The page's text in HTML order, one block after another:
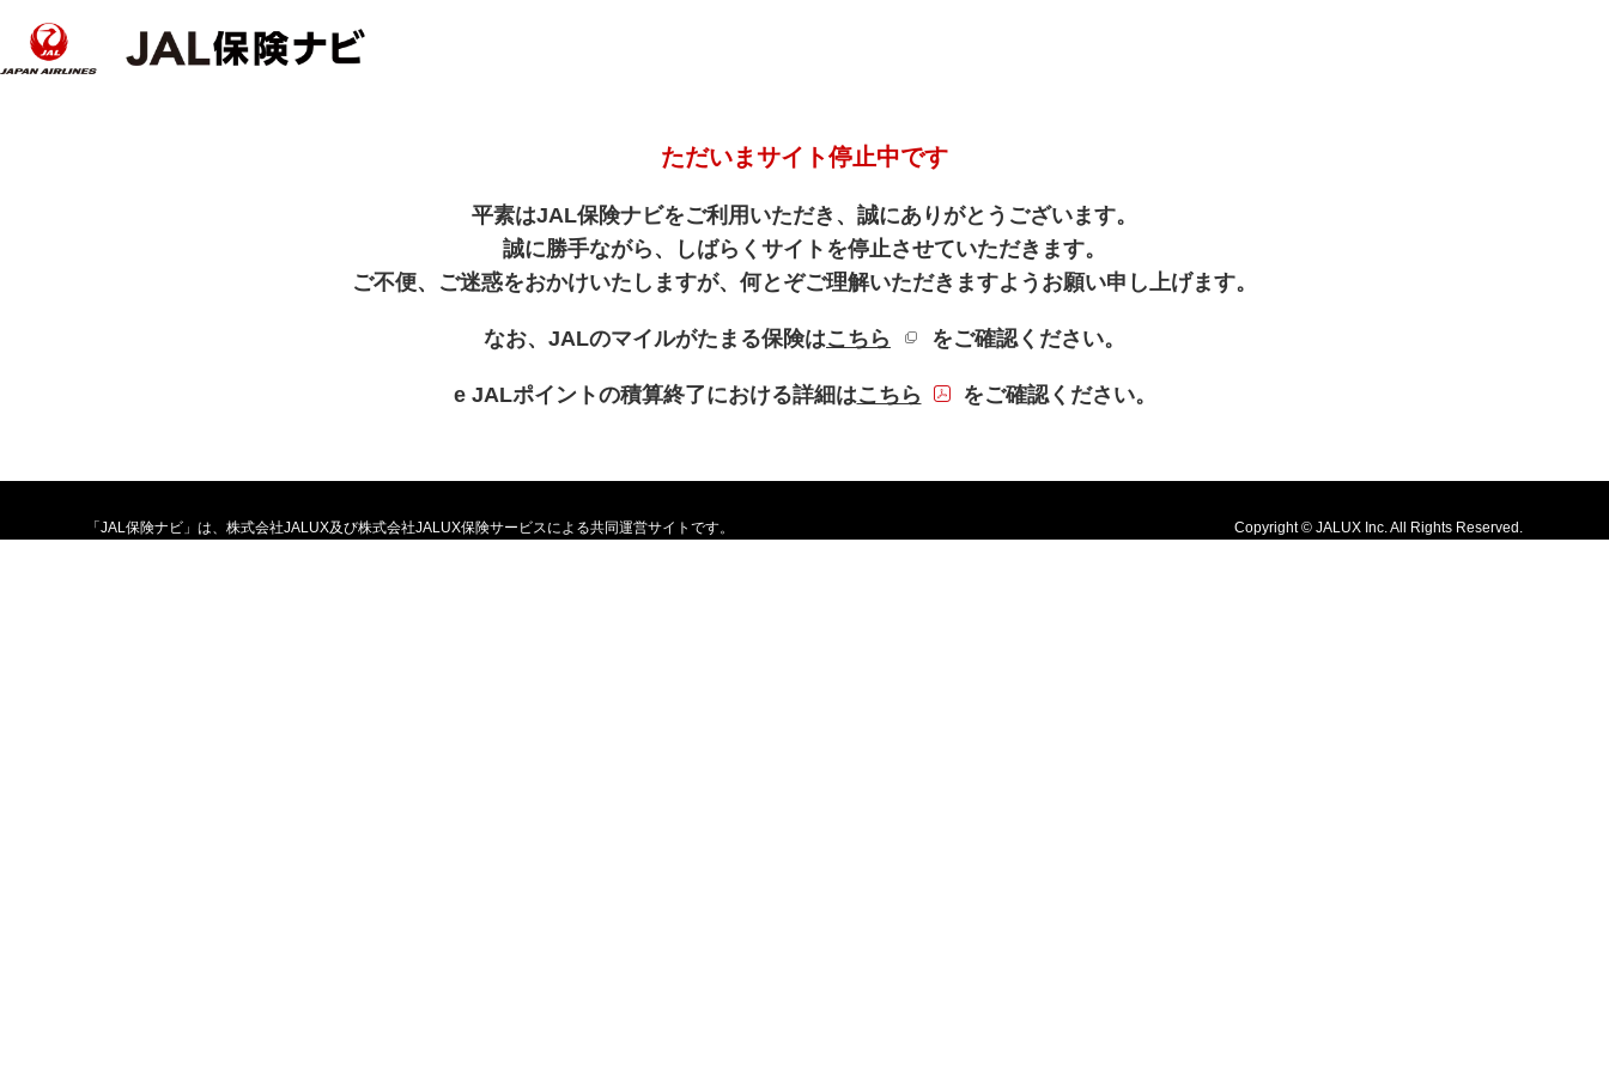
ただいまサイト停止中です
平素はJAL保険ナビをご利用いただき、誠にありがとうございます。
誠に勝手ながら、しばらくサイトを停止させていただきます。
ご不便、ご迷惑をおかけいたしますが、何とぞご理解いただきますようお願い申し上げます。
なお、JALのマイルがたまる保険はこちら 新規ウィンドウを開きます
をご確認ください。
e JALポイントの積算終了における詳細はこちら PDFファイルが新規ウィンドウで開きます
をご確認ください。
「JAL保険ナビ」は、株式会社JALUX及び株式会社JALUX保険サービスによる共同運営サイトです。 Copyright © JALUX Inc. All Rights Reserved.